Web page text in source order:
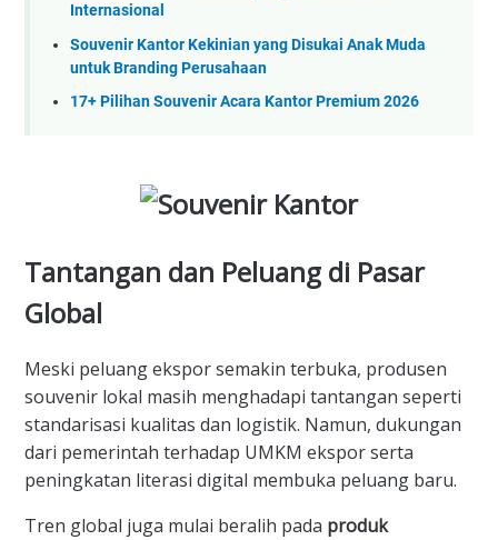
Internasional
Souvenir Kantor Kekinian yang Disukai Anak Muda
untuk Branding Perusahaan
17+ Pilihan Souvenir Acara Kantor Premium 2026
Tantangan dan Peluang di Pasar
Global
Meski peluang ekspor semakin terbuka, produsen
souvenir lokal masih menghadapi tantangan seperti
standarisasi kualitas dan logistik. Namun, dukungan
dari pemerintah terhadap UMKM ekspor serta
peningkatan literasi digital membuka peluang baru.
Tren global juga mulai beralih pada produk